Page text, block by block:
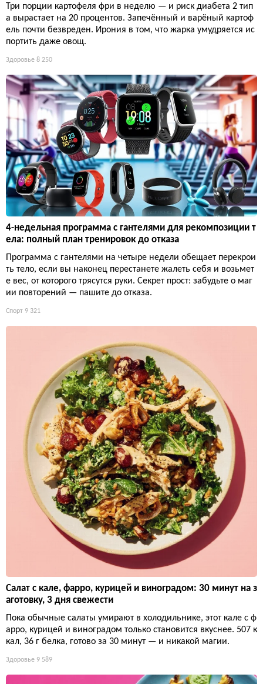
Три порции картофеля фри в неделю — и риск диабета 2 тип
а вырастает на 20 процентов. Запечённый и варёный картоф
ель почти безвреден. Ирония в том, что жарка умудряется ис
портить даже овощ.
Здоровье 8 250
4-недельная программа с гантелями для рекомпозиции т
ела: полный план тренировок до отказа
Программа с гантелями на четыре недели обещает перекрои
ть тело, если вы наконец перестанете жалеть себя и возьмет
е вес, от которого трясутся руки. Секрет прост: забудьте о маг
ии повторений — пашите до отказа.
Спорт 9 321
Салат с кале, фарро, курицей и виноградом: 30 минут на з
аготовку, 3 дня свежести
Пока обычные салаты умирают в холодильнике, этот кале с ф
арро, курицей и виноградом только становится вкуснее. 507 к
кал, 36 г белка, готово за 30 минут — и никакой магии.
Здоровье 9 589